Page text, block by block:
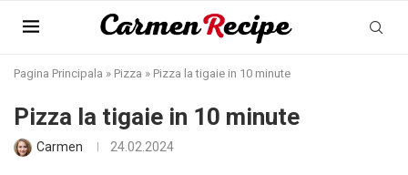
Pagina Principala » Pizza » Pizza la tigaie in 10 minute
Pizza la tigaie in 10 minute
Carmen 24.02.2024